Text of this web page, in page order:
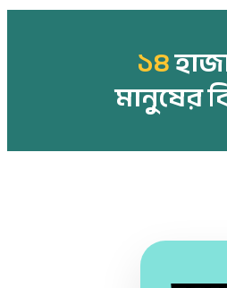
১৪
মানুষের